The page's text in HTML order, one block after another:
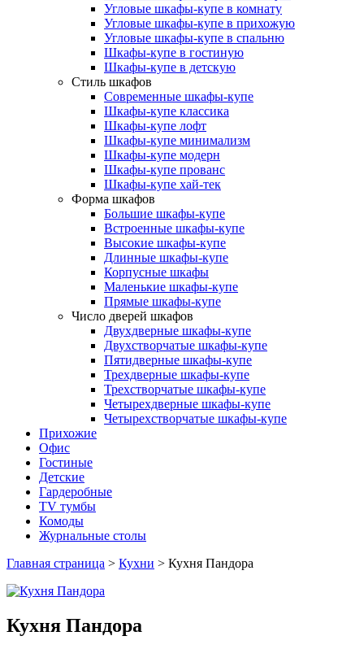
Угловые шкафы-купе в комнату
Угловые шкафы-купе в прихожую
Угловые шкафы-купе в спальню
Шкафы-купе в гостиную
Шкафы-купе в детскую
Стиль шкафов
Современные шкафы-купе
Шкафы-купе классика
Шкафы-купе лофт
Шкафы-купе минимализм
Шкафы-купе модерн
Шкафы-купе прованс
Шкафы-купе хай-тек
Форма шкафов
Большие шкафы-купе
Встроенные шкафы-купе
Высокие шкафы-купе
Длинные шкафы-купе
Корпусные шкафы
Маленькие шкафы-купе
Прямые шкафы-купе
Число дверей шкафов
Двухдверные шкафы-купе
Двухстворчатые шкафы-купе
Пятидверные шкафы-купе
Трехдверные шкафы-купе
Трехстворчатые шкафы-купе
Четырехдверные шкафы-купе
Четырехстворчатые шкафы-купе
Прихожие
Офис
Гостиные
Детские
Гардеробные
TV тумбы
Комоды
Журнальные столы
Главная страница > Кухни > Кухня Пандора
Кухня Пандора